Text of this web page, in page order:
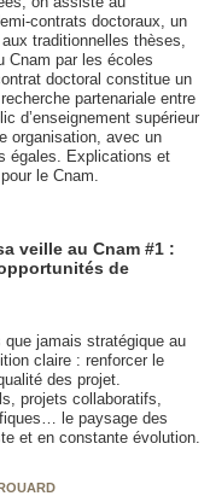
contrats doctoraux, un
traditionnelles thèses,
Cnam par les écoles
doctoral constitue un
partenariale entre
d’enseignement supérieur
organisation, avec un
égales. Explications et
le Cnam.
veille au Cnam #1 :
de
jamais stratégique au
claire : renforcer le
des projet.
projets collaboratifs,
le paysage des
et en constante évolution.